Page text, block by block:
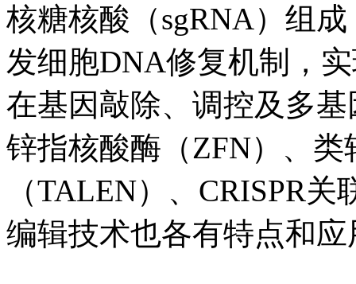
核糖核酸（sgRNA）组
发细胞DNA修复机制，
在基因敲除、调控及多
锌指核酸酶（ZFN）、
（TALEN）、CRISPR
编辑技术也各有特点和